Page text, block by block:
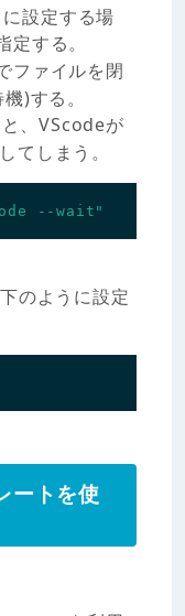
設定する場
定する。
ファイルを閉
)する。
、VScodeが
てしまう。
--wait"
のように設定
ートを使